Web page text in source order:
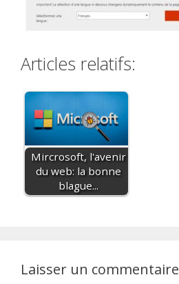
Articles relatifs:
Mircrosoft, l'avenir
du web: la bonne
blague...
Laisser un commentaire